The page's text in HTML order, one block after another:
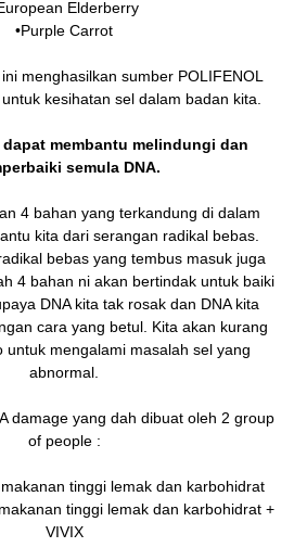
Elderberry
•Purple Carrot
menghasilkan sumber POLIFENOL
kesihatan sel dalam badan kita.
dapat membantu melindungi dan
semula DNA.
4 bahan yang terkandung di dalam
kita dari serangan radikal bebas.
bebas yang tembus masuk juga
4 bahan ni akan bertindak untuk baiki
DNA kita tak rosak dan DNA kita
cara yang betul. Kita akan kurang
untuk mengalami masalah sel yang
abnormal.
damage yang dah dibuat oleh 2 group
of people :
tinggi lemak dan karbohidrat
tinggi lemak dan karbohidrat +
VIVIX